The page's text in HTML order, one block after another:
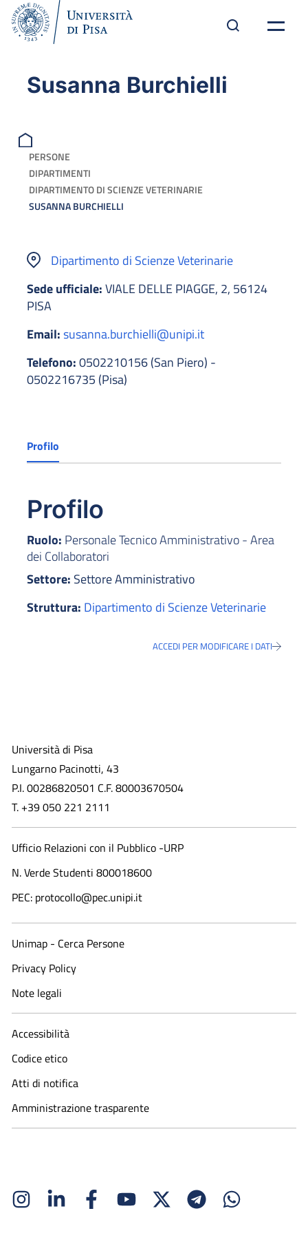
Susanna Burchielli
PERSONE
DIPARTIMENTI
DIPARTIMENTO DI SCIENZE VETERINARIE
SUSANNA BURCHIELLI
Dipartimento di Scienze Veterinarie
Sede ufficiale:VIALE DELLE PIAGGE, 2, 56124
PISA
Email:susanna.burchielli@unipi.it
Telefono:0502210156 (San Piero) -
0502216735 (Pisa)
Profilo
Profilo
Ruolo: Personale Tecnico Amministrativo - Area
dei Collaboratori
Settore: Settore Amministrativo
Struttura: Dipartimento di Scienze Veterinarie
ACCEDI PER MODIFICARE I DATI
Università di Pisa
Lungarno Pacinotti, 43
P.I. 00286820501 C.F. 80003670504
T. +39 050 221 2111
Ufficio Relazioni con il Pubblico -URP
N. Verde Studenti 800018600​
PEC: protocollo@pec.unipi.it
Unimap - Cerca Persone
Privacy Policy
Note legali
Accessibilità
Codice etico
Atti di notifica
Amministrazione trasparente